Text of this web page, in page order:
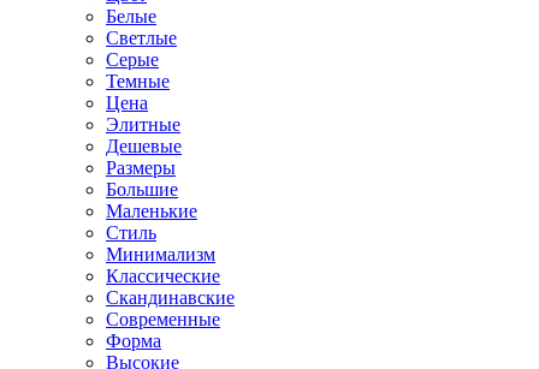
Белые
Светлые
Серые
Темные
Цена
Элитные
Дешевые
Размеры
Большие
Маленькие
Стиль
Минимализм
Классические
Скандинавские
Современные
Форма
Высокие